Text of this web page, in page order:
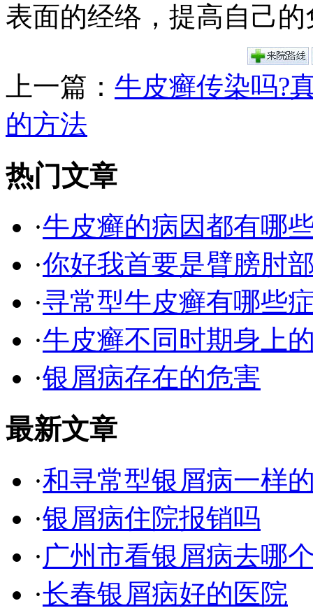
表面的经络，提高自己
上一篇： 牛皮癣传染吗?
的方法
热门文章
·牛皮癣的病因都有哪
·你好我首要是臂膀肘
·寻常型牛皮癣有哪些
·牛皮癣不同时期身上
·银屑病存在的危害
最新文章
·和寻常型银屑病一样
·银屑病住院报销吗
·广州市看银屑病去哪
·长春银屑病好的医院